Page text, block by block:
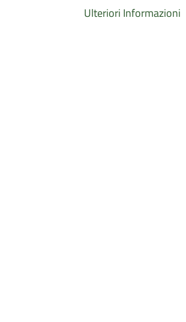
Ulteriori Informazioni